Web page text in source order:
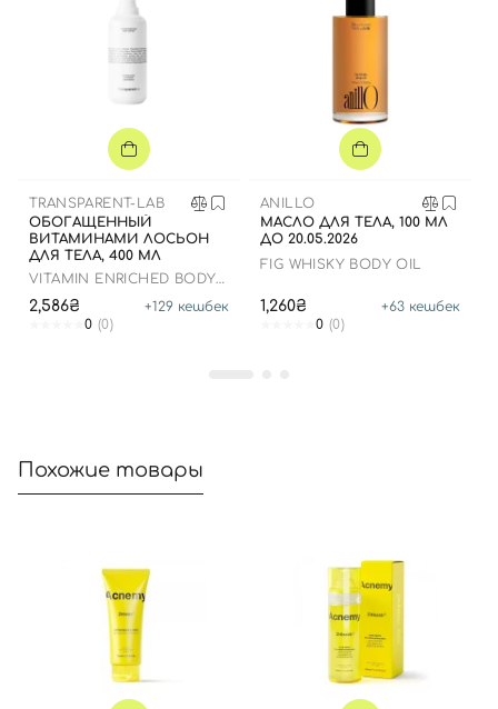
TRANSPARENT-LAB
ОБОГАЩЕННЫЙ
ВИТАМИНАМИ ЛОСЬОН
ДЛЯ ТЕЛА, 400 МЛ
VITAMIN ENRICHED BODY
2,586₴ +129 кешбек
0 (0)
ANILLO
МАСЛО ДЛЯ ТЕЛА, 100 МЛ
ДО 20.05.2026
FIG WHISKY BODY OIL
1,260₴ +63 кешбек
0 (0)
Похожие товары
Вход Регистрация
Номер телефона
Отправляя форму для авторизации/регистрации, вы
принимаете условияПользовательские соглашения